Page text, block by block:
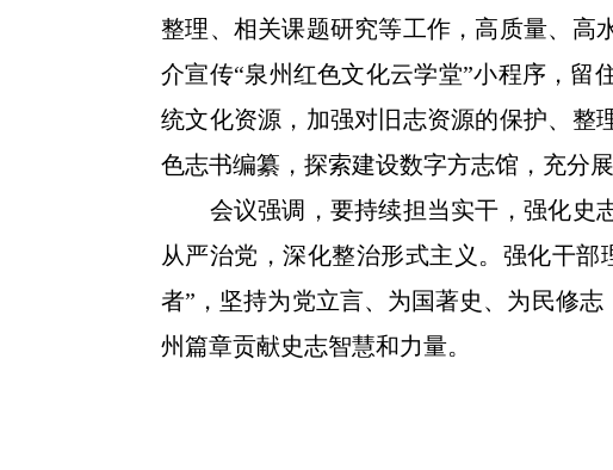
整理、相关课题研究等工作，高质量、高
介宣传“泉州红色文化云学堂”小程序，留
统文化资源，加强对旧志资源的保护、整
色志书编纂，探索建设数字方志馆，充分
会议强调，要持续担当实干，强化史志
从严治党，深化整治形式主义。强化干
者”，坚持为党立言、为国著史、为民修
州篇章贡献史志智慧和力量。